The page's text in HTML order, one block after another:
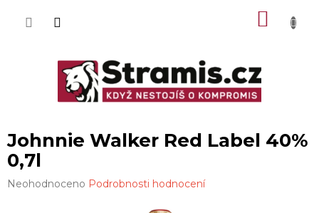
Johnnie Walker Red Label 40%
0,7l
Průměrné
Neohodnoceno Podrobnosti hodnocení